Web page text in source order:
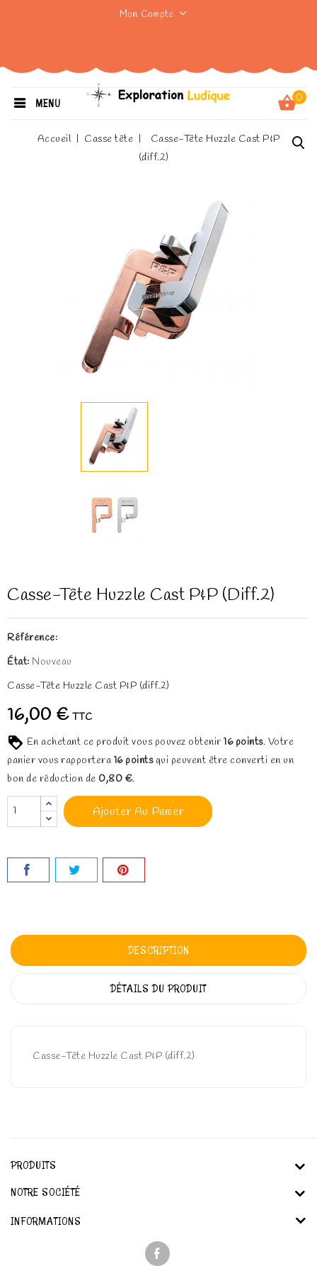
Mon Compte
0
MENU
Accueil Casse tête
Casse-Tête Huzzle Cast P&P
(diff.2)
Casse-Tête Huzzle Cast P&P (diff.2)
Référence:
État: Nouveau
Casse-Tête Huzzle Cast P&P (diff.2)
16,00 € TTC
En achetant ce produit vous pouvez obtenir 16 points. Votre
panier vous rapportera16pointsqui peuvent être converti en un
bon de réduction de 0,80 €.
Ajouter Au Panier
DESCRIPTION
DÉTAILS DU PRODUIT
Casse-Tête Huzzle Cast P&P (diff.2)
PRODUITS
NOTRE SOCIÉTÉ
INFORMATIONS